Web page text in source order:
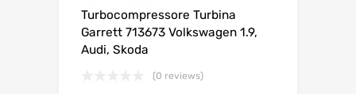
Turbocompressore Turbina
Garrett 713673 Volkswagen 1.9,
Audi, Skoda
(0 reviews)